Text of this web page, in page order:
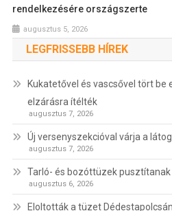
rendelkezésére országszerte
augusztus 5, 2026
LEGFRISSEBB HÍREK
Kukatetővel és vascsővel tört be
elzárásra ítélték
augusztus 7, 2026
Új versenyszekcióval várja a
augusztus 7, 2026
Tarló- és bozóttüzek
augusztus 6, 2026
Eloltották a tüzet